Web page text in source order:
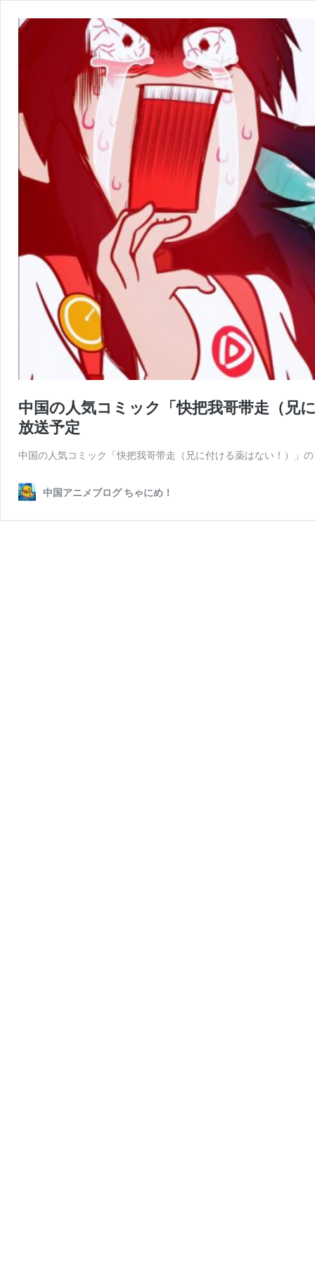
中国の人気コミック「快把我哥带走（
放送予定
中国の人気コミック「快把我哥带走（兄に付ける薬はない！）
中国アニメブログ ちゃにめ！